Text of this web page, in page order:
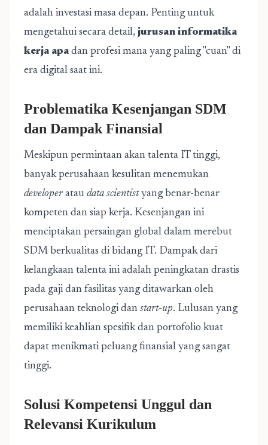
adalah investasi masa depan. Penting untuk
mengetahui secara detail, jurusan informatika
kerja apadan profesi mana yang paling "cuan" di
era digital saat ini.
Problematika Kesenjangan SDM
dan Dampak Finansial
Meskipun permintaan akan talenta IT tinggi,
banyak perusahaan kesulitan menemukan
developeratau data scientistyang benar-benar
kompeten dan siap kerja. Kesenjangan ini
menciptakan persaingan global dalam merebut
SDM berkualitas di bidang IT. Dampak dari
kelangkaan talenta ini adalah peningkatan drastis
pada gaji dan fasilitas yang ditawarkan oleh
perusahaan teknologi dan start-up. Lulusan yang
memiliki keahlian spesifik dan portofolio kuat
dapat menikmati peluang finansial yang sangat
tinggi.
Solusi Kompetensi Unggul dan
Relevansi Kurikulum